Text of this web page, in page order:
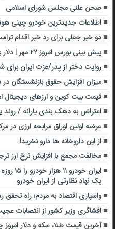
صحن علنی مجلس شورای اسلامی
اطلاعات جدیدترین خودرو چینی
دو خبر جعلی برای رد خبر اقدام
پیش بینی بورس امروز ۲۲ مهر | دلار به داد بازار سرمایه می رسد؟
روایت دختر از پدر/عزت ایران
میزان افزایش حقوق بازنشستگان در سال ۱۴۰۳
قیمت بیت کوین و ارز‌های دیجیتال امروز دوشنبه ۱۳
اعتراض به دهک بندی یارانه / روند
عرضه اولین اوراق مرابحه ارزی در
از این داروخانه ها دارو نخرید!
مخالفت مجمع با افزایش نرخ ارز
ایران
یک نهاد نظارتی از ایران خودرو
واسپاری اقتصاد به مردم؛ راه تحقق رشد ۸ درصدی برنامه
افشاگری وزیر کشور از انتصابات